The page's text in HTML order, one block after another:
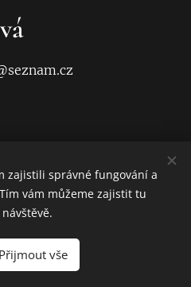
ÚDAJŮ →
→
2012-2026
zajistili správné fungování a
vám můžeme zajistit tu
Přijmout vše